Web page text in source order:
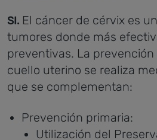
SI. El cáncer de cérvix es
tumores donde más
preventivas. La
cuello uterino se realiza
que se complementan:
Prevención primaria:
Utilización del